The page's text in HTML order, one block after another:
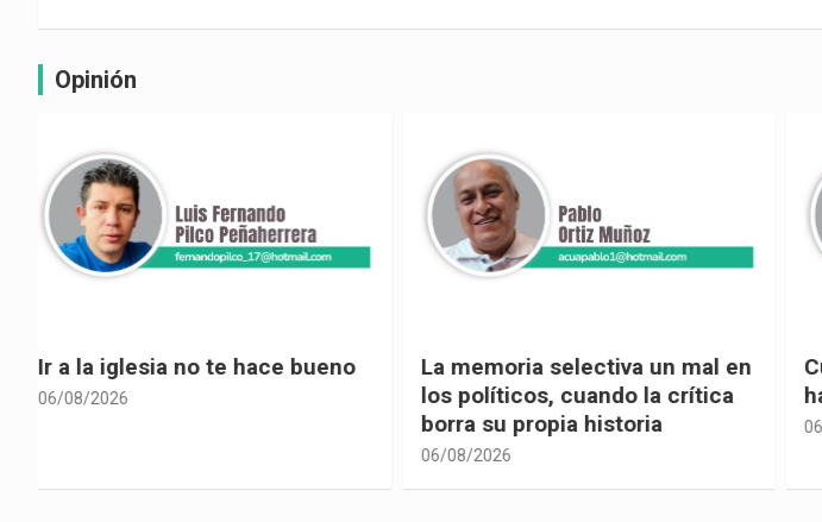
Opinión
La memoria selectiva un mal en
los políticos, cuando la crítica
Cuando la vida te obliga a mirar
hacia adentro…
06/08/2026